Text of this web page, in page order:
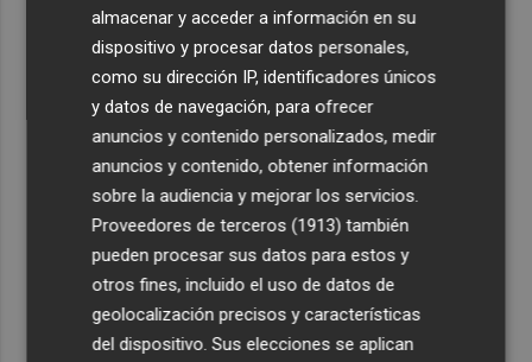
Estos son los estrenos que abren la cartelera en agosto:
de la comedia 'El último mono' a una nueva entrega de
'La Patrulla Canina'
Recibe toda la actualidad de
Plaza Podcast en tu correo
Quiero suscribirme
almacenar y acceder a información en su
dispositivo y procesar datos personales,
como su dirección IP, identificadores únicos
y datos de navegación, para ofrecer
anuncios y contenido personalizados, medir
anuncios y contenido, obtener información
sobre la audiencia y mejorar los servicios.
Proveedores de terceros (1913) también
pueden procesar sus datos para estos y
otros fines, incluido el uso de datos de
geolocalización precisos y características
del dispositivo. Sus elecciones se aplican